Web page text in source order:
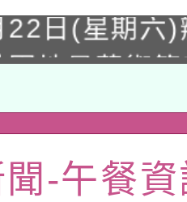
院辦理「
位及節水達
22日(星期六
祈福系列
航」
地景藝術
國民及學前
範大學辦理
育研究院中
-午餐